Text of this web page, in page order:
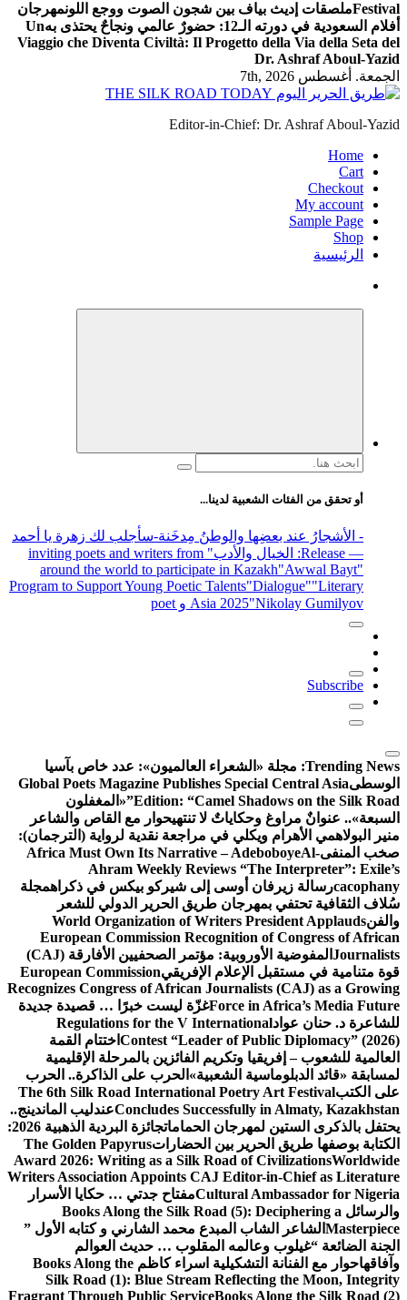
Festivalملصقات إديث بياف بين شجون الصوت ووجع اللونمهرجان
أفلام السعودية في دورته الـ12: حضورٌ عالمي ونجاحٌ يحتذى به
Un
Viaggio che Diventa Civiltà: Il Progetto della Via della Seta del
Dr. Ashraf Aboul-Yazid
الجمعة. أغسطس 7th, 2026
Editor-in-Chief: Dr. Ashraf Aboul-Yazid
Home
Cart
Checkout
My account
Sample Page
Shop
الرئيسية
البحث
أو تحقق من الفئات الشعبية لدينا...
- الأشجارُ عند بعضِها والوطنُ مِدخَنة-سأجلب لك زهرة يا أحمد
— Release
: الخيال والأدب
" inviting poets and writers from
around the world to participate in Kazakh"Awwal Bayt"
Program to Support Young Poetic Talents"Dialogue""Literary
Asia 2025"Nikolay Gumilyov و poet
Subscribe
Trending News: مجلة «الشعراء العالميون»: عدد خاص بآسيا
الوسطىGlobal Poets Magazine Publishes Special Central Asia
Edition: “Camel Shadows on the Silk Road” «المغفلون
السبعة».. عنوانٌ مراوغ وحكاياتٌ لا تنتهيحوار مع القاص والشاعر
منير البولاهمي الأهرام ويكلي في مراجعة نقدية لرواية (الترجمان):
صخب المنفى
Africa Must Own Its Narrative – AdeboboyeAl-
Ahram Weekly Reviews “The Interpreter”: Exile’s
cacophanyرسالة زيرفان أوسى إلى شيركو بيكس في ذكراهمجلة
سُلاف الثقافية تحتفي بمهرجان طريق الحرير الدولي للشعر
والفنWorld Organization of Writers President Applauds
European Commission Recognition of Congress of African
Journalists
المفوضية الأوروبية: مؤتمر الصحفيين الأفارقة (CAJ)
قوة متنامية في مستقبل الإعلام الإفريقيEuropean Commission
Recognizes Congress of African Journalists (CAJ) as a Growing
Force in Africa’s Media Futureغزّة ليست خبرًا … قصيدة جديدة
للشاعرة د. حنان عوادRegulations for the V International
Contest “Leader of Public Diplomacy” (2026) اختتام القمة
العالمية للشعوب – إفريقيا وتكريم الفائزين بالمرحلة الإقليمية
لمسابقة «قائد الدبلوماسية الشعبية» الحرب على الذاكرة.. الحرب
على الكتبThe 6th Silk Road International Poetry Art Festival
Concludes Successfully in Almaty, Kazakhstanعندليب الماندينج..
يحتفل بالذكرى الستين لمهرجان الحمامات
جائزة البردية الذهبية 2026:
الكتابة بوصفها طريق الحرير بين الحضاراتThe Golden Papyrus
Award 2026: Writing as a Silk Road of CivilizationsWorldwide
Writers Association Appoints CAJ Editor-in-Chief as Literature
Cultural Ambassador for Nigeriaمفتاح جدتي … حكايا الأسرار
والرسائل Books Along the Silk Road (5): Deciphering a
Masterpiece الشاعر الشاب المبدع محمد الشارني و كتابه الأول ”
الجنة الضائعة “غيلوب وعالمه المقلوب … حديث العوالم
وآفاقهاحوار مع الفنانة التشكيلية اسراء كاظم Books Along the
Silk Road (1): Blue Stream Reflecting the Moon, Integrity
Fragrant Through Public ServiceBooks Along the Silk Road (2)